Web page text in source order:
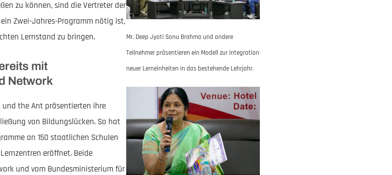
zu können, sind die Vertreter der
Zwei-Jahres-Programm nötig ist,
Lernstand zu bringen.
mit
Network
the Ant präsentierten ihre
von Bildungslücken. So hat
an 150 staatlichen Schulen
eröffnet. Beide
und vom Bundesministerium für
Mr. Deep Jyoti Sonu Brahma und andere
Teilnehmer präsentieren ein Modell zur Integration
neuer Lerneinheiten in das bestehende Lehrjahr.